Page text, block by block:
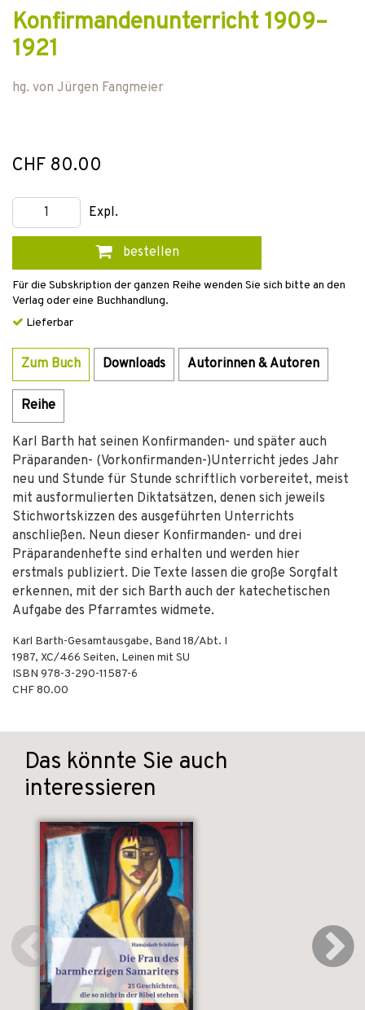
Konfirmandenunterricht 1909–
1921
hg. von Jürgen Fangmeier
CHF 80.00
Expl.
bestellen
Für die Subskription der ganzen Reihe wenden Sie sich bitte an den
Verlag oder eine Buchhandlung.
Lieferbar
Zum Buch Downloads Autorinnen & Autoren
Reihe
Karl Barth hat seinen Konfirmanden- und später auch
Präparanden- (Vorkonfirmanden-)Unterricht jedes Jahr
neu und Stunde für Stunde schriftlich vorbereitet, meist
mit ausformulierten Diktatsätzen, denen sich jeweils
Stichwortskizzen des ausgeführten Unterrichts
anschließen. Neun dieser Konfirmanden- und drei
Präparandenhefte sind erhalten und werden hier
erstmals publiziert. Die Texte lassen die große Sorgfalt
erkennen, mit der sich Barth auch der katechetischen
Aufgabe des Pfarramtes widmete.
Karl Barth-Gesamtausgabe, Band 18/Abt. I
1987, XC/466 Seiten, Leinen mit SU
ISBN 978-3-290-11587-6
CHF 80.00
Das könnte Sie auch
interessieren